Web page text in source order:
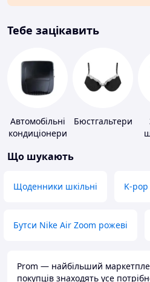
Тебе зацікавить
Автомобільні
кондиціонери
Бюстгальтери
Що шукають
Щоденники шкільні K-pop
Бутси Nike Air Zoom рожеві
Prom — найбільший
покупців знаходять усе